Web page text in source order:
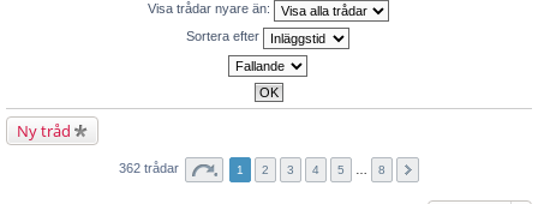
Visa trådar nyare än:
Sortera efter
Ny tråd
362 trådar 1 2 3 4 5 8